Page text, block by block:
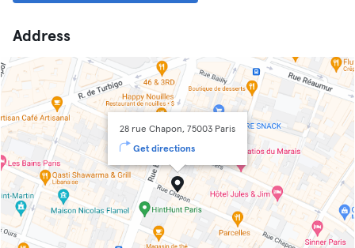
Address
28 rue Chapon, 75003 Paris
Get directions